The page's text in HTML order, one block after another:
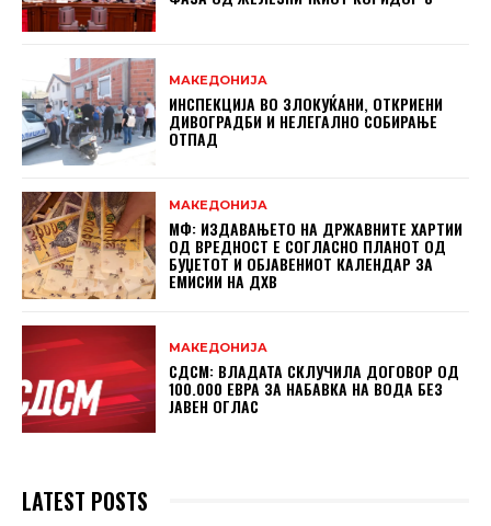
МАКЕДОНИЈА
ИНСПЕКЦИЈА ВО ЗЛОКУЌАНИ, ОТКРИЕНИ
ДИВОГРАДБИ И НЕЛЕГАЛНО СОБИРАЊЕ
ОТПАД
МАКЕДОНИЈА
МФ: ИЗДАВАЊЕТО НА ДРЖАВНИТЕ ХАРТИИ
ОД ВРЕДНОСТ Е СОГЛАСНО ПЛАНОТ ОД
БУЏЕТОТ И ОБЈАВЕНИОТ КАЛЕНДАР ЗА
ЕМИСИИ НА ДХВ
МАКЕДОНИЈА
СДСМ: ВЛАДАТА СКЛУЧИЛА ДОГОВОР ОД
100.000 ЕВРА ЗА НАБАВКА НА ВОДА БЕЗ
ЈАВЕН ОГЛАС
LATEST POSTS